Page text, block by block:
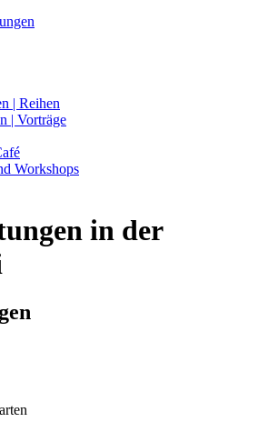
| Reihen
| Vorträge
Workshops
in der